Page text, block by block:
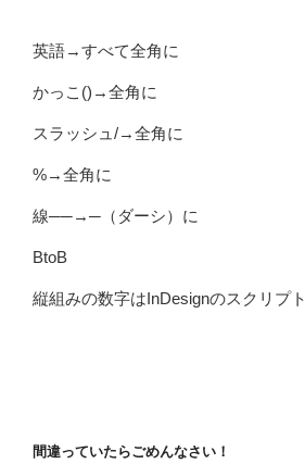
英語→すべて全角に
かっこ()→全角に
スラッシュ/→全角に
%→全角に
線──→─（ダーシ）に
BtoB
縦組みの数字はInDesignのスクリプト
間違っていたらごめんなさい！